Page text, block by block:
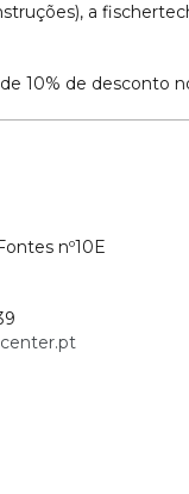
a
10% de desconto
nº10E